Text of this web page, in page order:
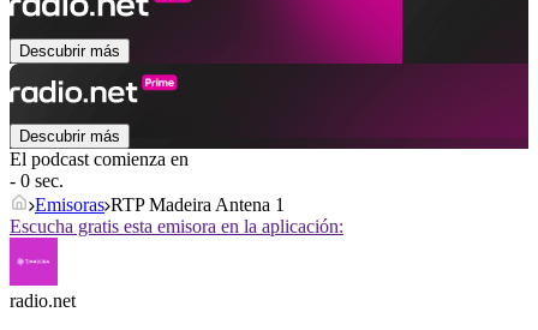
Descubrir más
Descubrir más
El podcast comienza en
- 0 sec.
Emisoras RTP Madeira Antena 1
Escucha gratis esta emisora en la aplicación:
radio.net